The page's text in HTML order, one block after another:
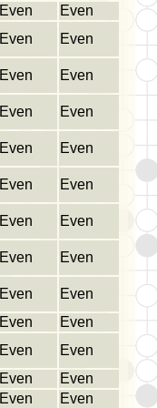
Even
Even
Even
Even
Even
Even
Even
Even
Even
Even
Even
Even
Even
Even
Even
Even
Even
Even
Even
Even
Even
Even
Even
Even
Even Even